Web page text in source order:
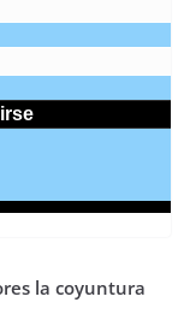
la coyuntura